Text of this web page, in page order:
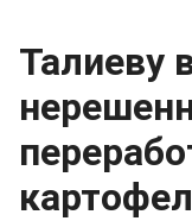
Талиеву